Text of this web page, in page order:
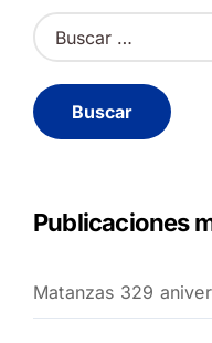
B
u
c
a
Publicaciones
Matanzas 329